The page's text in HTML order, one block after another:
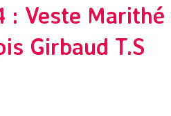
: Veste
Girbaud T.S